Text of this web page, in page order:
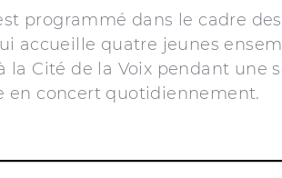
programmé dans le cadre des
accueille quatre jeunes
la Cité de la Voix pendant une
en concert quotidiennement.